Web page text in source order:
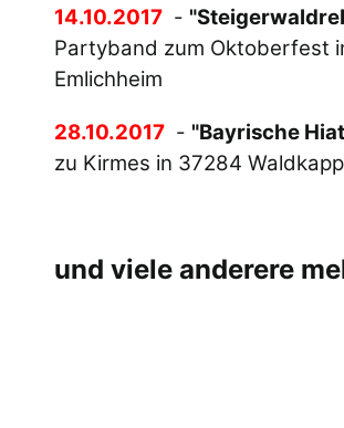
14.10.2017 -
Partyband zum Oktoberfest
Emlichheim
28.10.2017 - "Bayrische
zu Kirmes in 37284
und viele anderere